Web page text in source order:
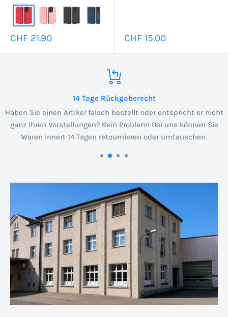
Sonderpreis
CHF 21.90 Sonderpreis
CHF 15.00
14 Tage Rückgaberecht
Haben Sie einen Artikel falsch bestellt oder entspricht er nicht
ganz Ihren Vorstellungen? Kein Problem! Bei uns können Sie
Waren innert 14 Tagen retournieren oder umtauschen.